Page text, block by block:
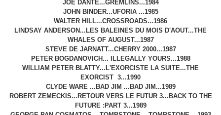
JOE DANTE...GREMLINS...1984
JOHN BINDER...UFORIA ...1985
WALTER HILL...CROSSROADS...1986
LINDSAY ANDERSON...LES BALEINES DU MOIS D'AOUT...THE
WHALES OF AUGUST...1987
STEVE DE JARNATT...CHERRY 2000...1987
PETER BOGDANOVICH... ILLEGALLY YOURS...1988
WILLIAM PETER BLATTY...L'EXORCISTE LA SUITE...THE
EXORCIST 3...1990
CLYDE WARE ...BAD JIM ...BAD JIM...1989
ROBERT ZEMECKIS...RETOUR VERS LE FUTUR 3...BACK TO THE
FUTURE :PART 3...1989